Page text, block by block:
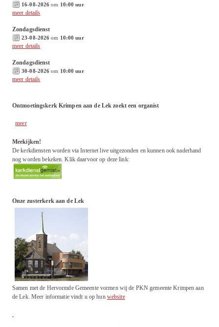
16-08-2026 om 10:00 uur
meer details
Zondagsdienst
23-08-2026 om 10:00 uur
meer details
Zondagsdienst
30-08-2026 om 10:00 uur
meer details
Ontmoetingskerk Krimpen aan de Lek zoekt een organist
meer
Meekijken!
De kerkdiensten worden via Internet live uitgezonden en kunnen ook naderhand
nog worden bekeken. Klik daarvoor op deze link:
Onze zusterkerk aan de Lek
Samen met de Hervormde Gemeente vormen wij de PKN gemeente Krimpen aan
de Lek. Meer informatie vindt u op hun website
.